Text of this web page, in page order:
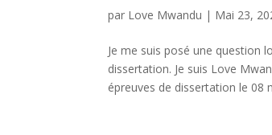
par Love Mwandu | Mai 23,
Je me suis posé une question
dissertation. Je suis Love
épreuves de dissertation le 08